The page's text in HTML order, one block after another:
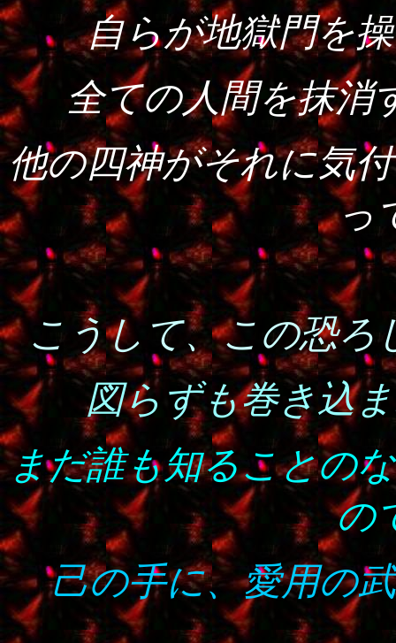
自らが地獄門を
全ての人間を抹消
他の四神がそれに気
っ
こうして、この恐ろ
図らずも巻き込
まだ誰も知ることの
の
己の手に、愛用の